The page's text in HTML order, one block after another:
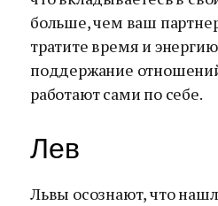
больше, чем ваш
тратите время и
поддержание
работают сами по себе.
Лев
Львы осознают, что